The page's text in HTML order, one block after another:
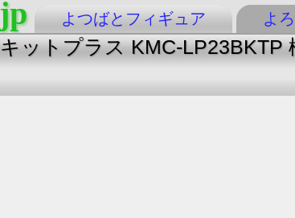
よつばとフィギュア よ
ットプラス KMC-LP23BKTP